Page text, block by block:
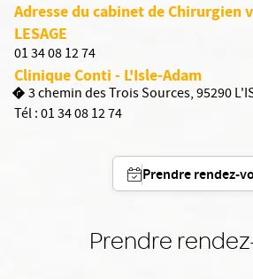
Adresse du cabinet de Chirurgien
LESAGE
01 34 08 12 74
Clinique Conti - L'Isle-Adam
3 chemin des Trois Sources, 95290
Tél :01 34 08 12 74
Prendre rendez-
Prendre